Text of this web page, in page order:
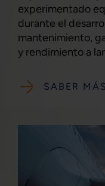
experimentado
durante el
mantenimiento,
y rendimiento a
SABER MÁS